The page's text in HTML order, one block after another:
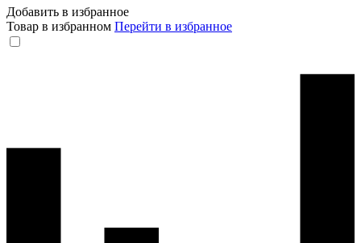
Добавить в избранное
Товар в избранном Перейти в избранное